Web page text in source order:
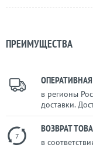
ПРЕИМУЩЕСТВА
в регионы
доставки.
7
ВОЗВРАТ
в